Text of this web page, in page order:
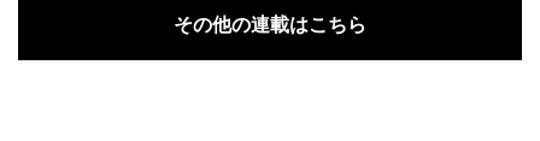
その他の連載はこちら